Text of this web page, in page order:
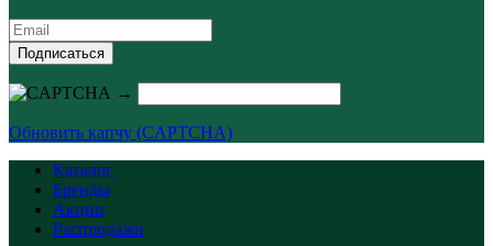
Подписаться
→
Обновить капчу (CAPTCHA)
Каталог
Бренды
Акции
Распродажи